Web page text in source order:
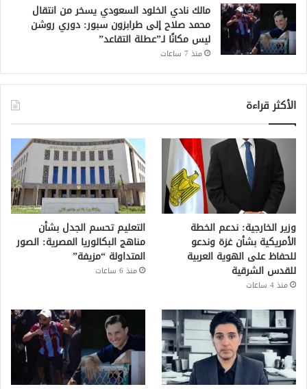
مالك نادي الخلود السعودي يسخر من انتقال
محمد صلاح إلى طرابزون سبور: دوري روشن
ليس مكانًا لـ”عطلة التقاعد”
منذ 7 ساعات
الأكثر قراءة
وزير الخارجية: ندعم الخطة
الأمريكية بشأن غزة وندعو
للحفاظ على الهوية العربية
للقدس الشرقية
منذ 4 ساعات
التعليم تحسم الجدل بشأن
مناهج البكالوريا المصرية: الصور
المتداولة “مزيفة”
منذ 6 ساعات